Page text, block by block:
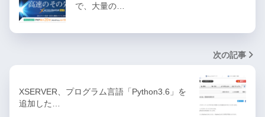
で、大量の…
次の記事
XSERVER、プログラム言語「Python3.6」を
追加した…